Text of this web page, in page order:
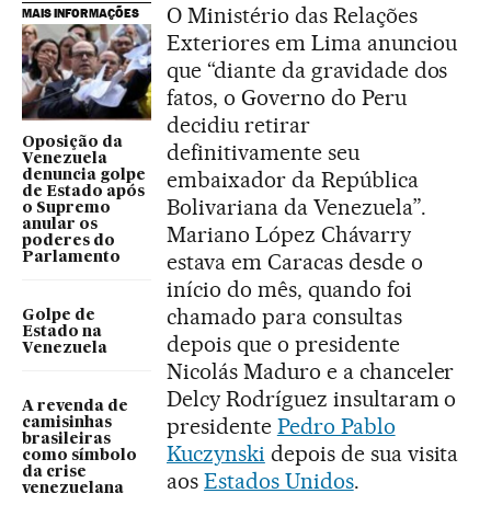
MAIS INFORMAÇÕES
Oposição da
Venezuela
denuncia golpe
de Estado após
o Supremo
anular os
poderes do
Parlamento
Golpe de
Estado na
Venezuela
A revenda de
camisinhas
brasileiras
como símbolo
da crise
venezuelana
O Ministério das Relações
Exteriores em Lima anunciou
que “diante da gravidade dos
fatos, o Governo do Peru
decidiu retirar
definitivamente seu
embaixador da República
Bolivariana da Venezuela”.
Mariano López Chávarry
estava em Caracas desde o
início do mês, quando foi
chamado para consultas
depois que o presidente
Nicolás Maduro e a chanceler
Delcy Rodríguez insultaram o
presidente Pedro Pablo
Kuczynski depois de sua visita
aos Estados Unidos.